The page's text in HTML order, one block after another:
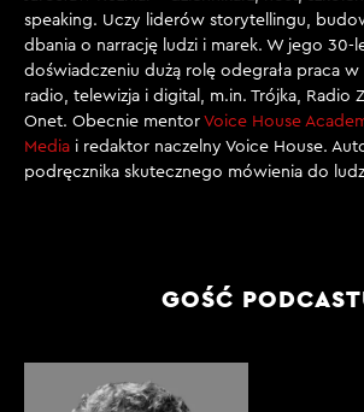
speaking. Uczy liderów storytellingu,
dbania o narrację ludzi i marek. W jego 30-
doświadczeniu dużą rolę odegrała praca w
radio, telewizja i digital, m.in. Trójka, Radio
Onet. Obecnie mentor Voice House
Media i redaktor naczelny Voice House.
podręcznika skutecznego mówienia do
GOŚĆ